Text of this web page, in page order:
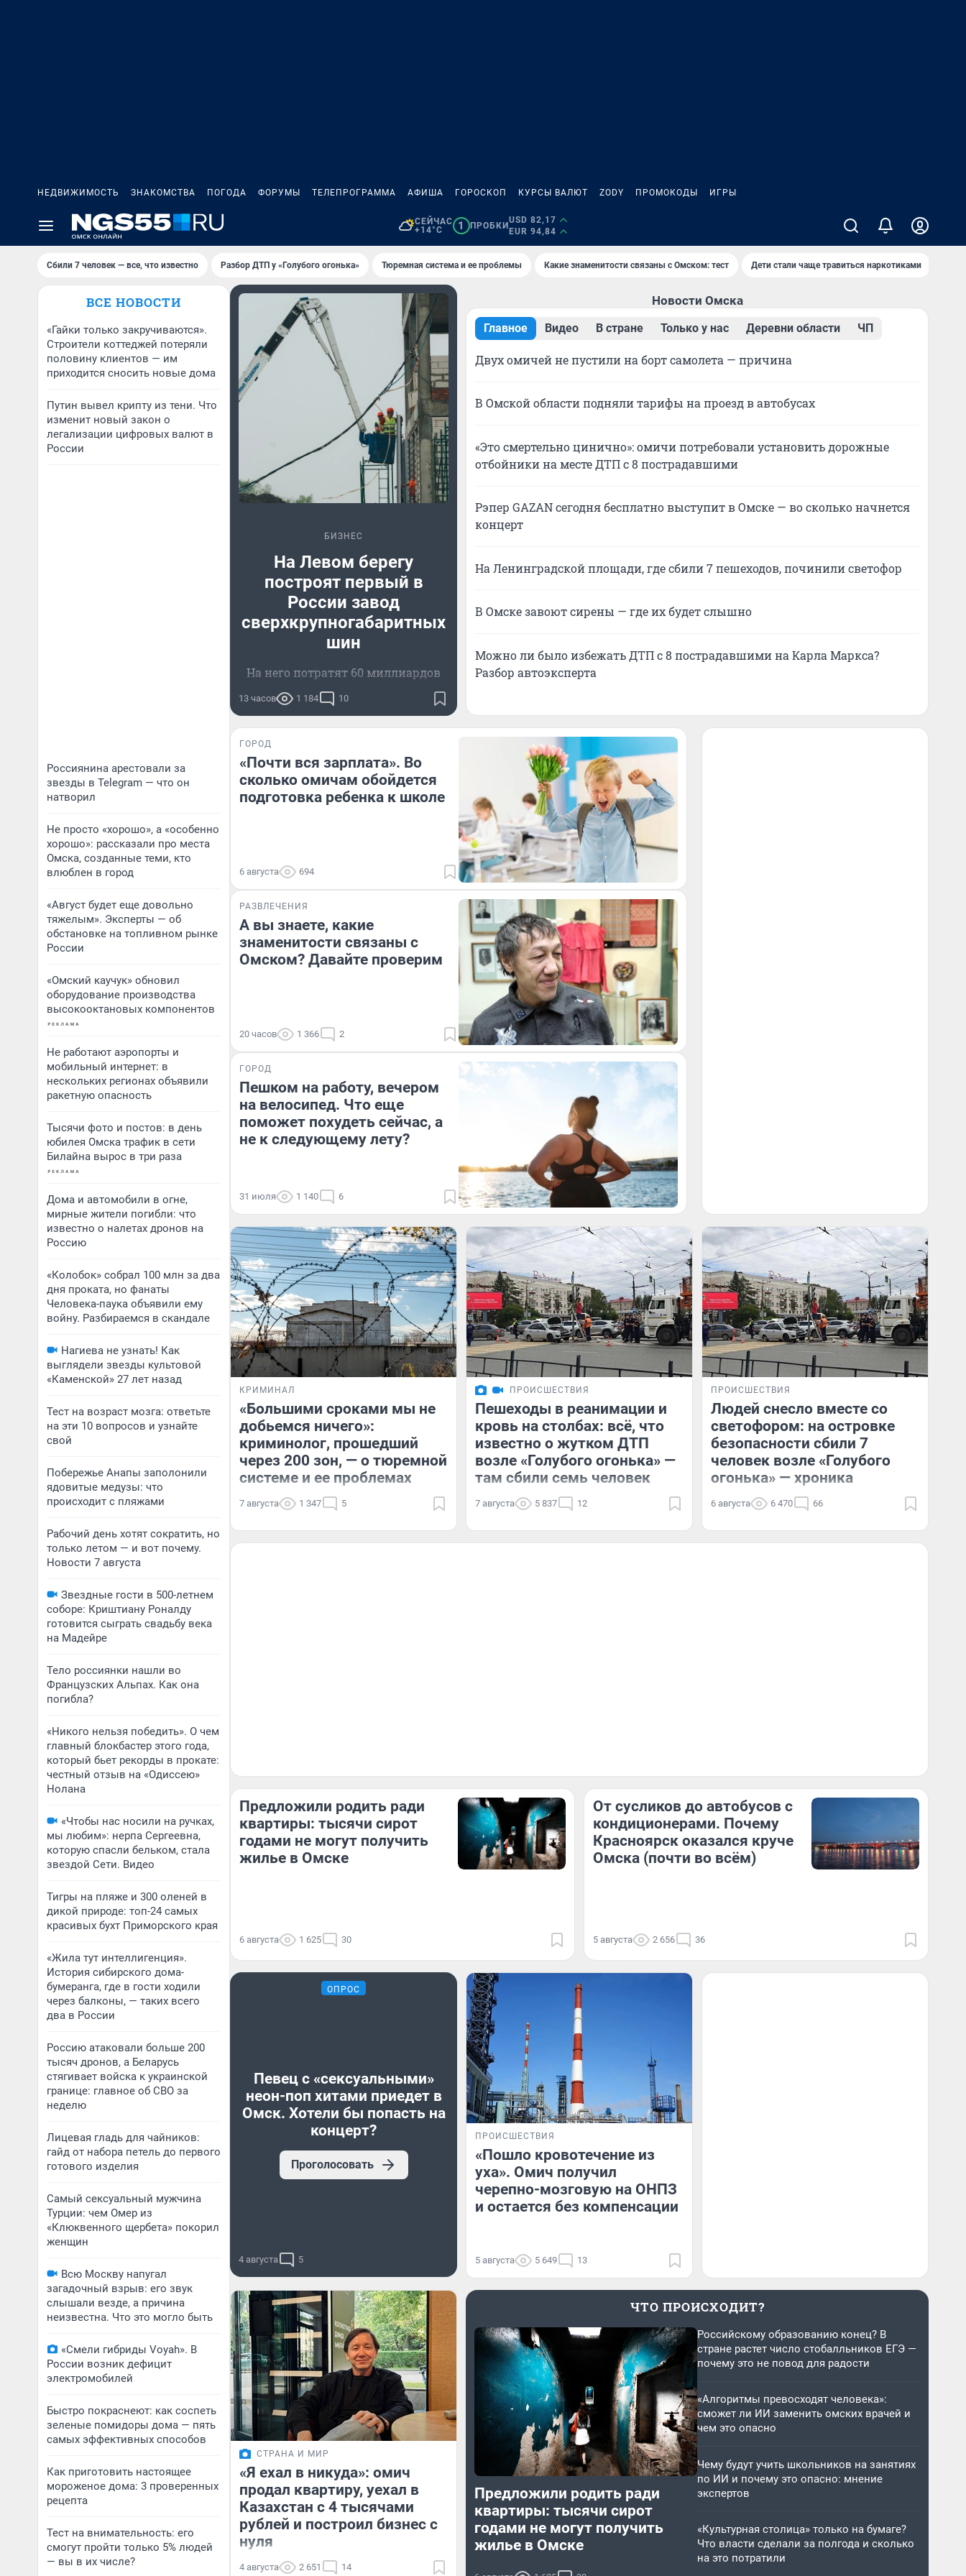
НЕДВИЖИМОСТЬ ЗНАКОМСТВА ПОГОДА ФОРУМЫ ТЕЛЕПРОГРАММА АФИША ГОРОСКОП КУРСЫ ВАЛЮТ ZODY ПРОМОКОДЫ ИГРЫ
СЕЙЧАС
+14°C
1 ПРОБКИ
USD 82,17
EUR 94,84
Сбили 7 человек — все, что известно Разбор ДТП у «Голубого огонька» Тюремная система и ее проблемы Какие знаменитости связаны с Омском: тест Дети стали чаще травиться наркотиками
ВСЕ НОВОСТИ
«Гайки только закручиваются».
Строители коттеджей потеряли
половину клиентов — им
приходится сносить новые дома
Путин вывел крипту из тени. Что
изменит новый закон о
легализации цифровых валют в
России
Россиянина арестовали за
звезды в Telegram — что он
натворил
Не просто «хорошо», а «особенно
хорошо»: рассказали про места
Омска, созданные теми, кто
влюблен в город
«Август будет еще довольно
тяжелым». Эксперты — об
обстановке на топливном рынке
России
«Омский каучук» обновил
оборудование производства
высокооктановых компонентов
Не работают аэропорты и
мобильный интернет: в
нескольких регионах объявили
ракетную опасность
Тысячи фото и постов: в день
юбилея Омска трафик в сети
Билайна вырос в три раза
Дома и автомобили в огне,
мирные жители погибли: что
известно о налетах дронов на
Россию
«Колобок» собрал 100 млн за два
дня проката, но фанаты
Человека-паука объявили ему
войну. Разбираемся в скандале
Нагиева не узнать! Как
выглядели звезды культовой
«Каменской» 27 лет назад
Тест на возраст мозга: ответьте
на эти 10 вопросов и узнайте
свой
Побережье Анапы заполонили
ядовитые медузы: что
происходит с пляжами
Рабочий день хотят сократить, но
только летом — и вот почему.
Новости 7 августа
Звездные гости в 500-летнем
соборе: Криштиану Роналду
готовится сыграть свадьбу века
на Мадейре
Тело россиянки нашли во
Французских Альпах. Как она
погибла?
«Никого нельзя победить». О чем
главный блокбастер этого года,
который бьет рекорды в прокате:
честный отзыв на «Одиссею»
Нолана
«Чтобы нас носили на ручках,
мы любим»: нерпа Сергеевна,
которую спасли бельком, стала
звездой Сети. Видео
Тигры на пляже и 300 оленей в
дикой природе: топ-24 самых
красивых бухт Приморского края
«Жила тут интеллигенция».
История сибирского дома-
бумеранга, где в гости ходили
через балконы, — таких всего
два в России
Россию атаковали больше 200
тысяч дронов, а Беларусь
стягивает войска к украинской
границе: главное об СВО за
неделю
Лицевая гладь для чайников:
гайд от набора петель до первого
готового изделия
Самый сексуальный мужчина
Турции: чем Омер из
«Клюквенного щербета» покорил
женщин
Всю Москву напугал
загадочный взрыв: его звук
слышали везде, а причина
неизвестна. Что это могло быть
«Смели гибриды Voyah». В
России возник дефицит
электромобилей
Быстро покраснеют: как соспеть
зеленые помидоры дома — пять
самых эффективных способов
Как приготовить настоящее
мороженое дома: 3 проверенных
рецепта
Тест на внимательность: его
смогут пройти только 5% людей
— вы в их числе?
БИЗНЕС
На Левом берегу
построят первый в
России завод
сверхкрупногабаритных
шин
На него потратят 60 миллиардов
13 часов 1 184 10
Новости Омска
Главное Видео В стране Только у нас Деревни области ЧП
Двух омичей не пустили на борт самолета — причина
В Омской области подняли тарифы на проезд в автобусах
«Это смертельно цинично»: омичи потребовали установить дорожные
отбойники на месте ДТП с 8 пострадавшими
Рэпер GAZAN сегодня бесплатно выступит в Омске — во сколько начнется
концерт
На Ленинградской площади, где сбили 7 пешеходов, починили светофор
В Омске завоют сирены — где их будет слышно
Можно ли было избежать ДТП с 8 пострадавшими на Карла Маркса?
Разбор автоэксперта
ГОРОД
«Почти вся зарплата». Во
сколько омичам обойдется
подготовка ребенка к школе
6 августа 694
РАЗВЛЕЧЕНИЯ
А вы знаете, какие
знаменитости связаны с
Омском? Давайте проверим
20 часов 1 366 2
ГОРОД
Пешком на работу, вечером
на велосипед. Что еще
поможет похудеть сейчас, а
не к следующему лету?
31 июля 1 140 6
КРИМИНАЛ
«Большими сроками мы не
добьемся ничего»:
криминолог, прошедший
через 200 зон, — о тюремной
системе и ее проблемах
7 августа 1 347 5
ПРОИСШЕСТВИЯ
Пешеходы в реанимации и
кровь на столбах: всё, что
известно о жутком ДТП
возле «Голубого огонька» —
там сбили семь человек
7 августа 5 837 12
ПРОИСШЕСТВИЯ
Людей снесло вместе со
светофором: на островке
безопасности сбили 7
человек возле «Голубого
огонька» — хроника
6 августа 6 470 66
Предложили родить ради
квартиры: тысячи сирот
годами не могут получить
жилье в Омске
6 августа 1 625 30
От сусликов до автобусов с
кондиционерами. Почему
Красноярск оказался круче
Омска (почти во всём)
5 августа 2 656 36
ОПРОС
Певец с «сексуальными»
неон-поп хитами приедет в
Омск. Хотели бы попасть на
концерт?
Проголосовать
4 августа 5
ПРОИСШЕСТВИЯ
«Пошло кровотечение из
уха». Омич получил
черепно-мозговую на ОНПЗ
и остается без компенсации
5 августа 5 649 13
СТРАНА И МИР
«Я ехал в никуда»: омич
продал квартиру, уехал в
Казахстан с 4 тысячами
рублей и построил бизнес с
нуля
4 августа 2 651 14
ЧТО ПРОИСХОДИТ?
Предложили родить ради
квартиры: тысячи сирот
годами не могут получить
жилье в Омске
Российскому образованию конец? В
стране растет число стобалльников ЕГЭ —
почему это не повод для радости
«Алгоритмы превосходят человека»:
сможет ли ИИ заменить омских врачей и
чем это опасно
Чему будут учить школьников на занятиях
по ИИ и почему это опасно: мнение
экспертов
«Культурная столица» только на бумаге?
Что власти сделали за полгода и сколько
на это потратили